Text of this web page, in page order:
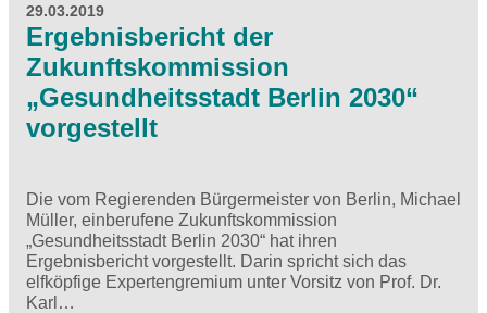
29.03.2019
Ergebnisbericht der
Zukunftskommission
„Gesundheitsstadt Berlin 2030“
vorgestellt
Die vom Regierenden Bürgermeister von Berlin, Michael
Müller, einberufene Zukunftskommission
„Gesundheitsstadt Berlin 2030“ hat ihren
Ergebnisbericht vorgestellt. Darin spricht sich das
elfköpfige Expertengremium unter Vorsitz von Prof. Dr.
Karl…